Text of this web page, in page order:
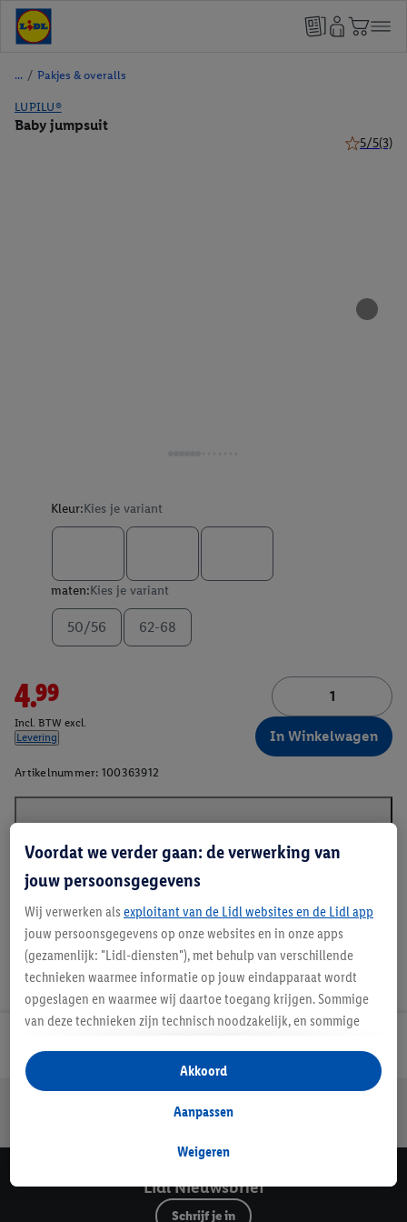
/ Pakjes & overalls
LUPILU®
Baby jumpsuit
5/5(3)
Kleur:Kies je variant
maten:Kies je variant
50/56 62-68
4.99
Incl. BTW excl.
Levering
In Winkelwagen
Artikelnummer: 100363912
Veilig winkelen
Lidl Nieuwsbrief
Schrijf je in
Voordat we verder gaan: de verwerking van
jouw persoonsgegevens
Wij verwerken als exploitant van de Lidl websites en de Lidl app
jouw persoonsgegevens op onze websites en in onze apps
(gezamenlijk: "Lidl-diensten"), met behulp van verschillende
technieken waarmee informatie op jouw eindapparaat wordt
opgeslagen en waarmee wij daartoe toegang krijgen. Sommige
van deze technieken zijn technisch noodzakelijk, en sommige
opslaan van voorkeursinstellingen, het verzamelen en
analyseren van statistieken of voor het tonen van
gepersonaliseerde reclame binnen en buiten de Lidl-diensten.
gegevens over jouw aankoopgedrag in de winkel ook voor de
Als je hier toestemming geeft aan ons voor het personaliseren
van reclame en als je vervolgens een Lidl Plus-account
Weigeren
Aanpassen
Akkoord